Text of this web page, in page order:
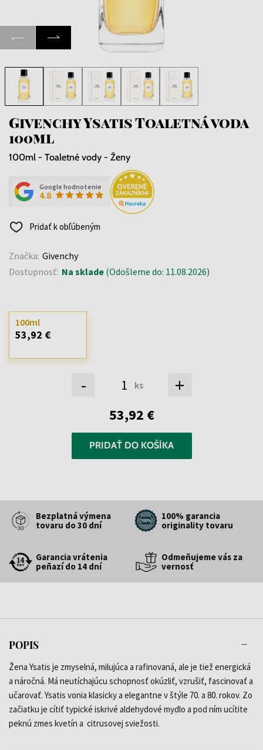
Givenchy Ysatis Toaletná voda
100ml
100ml - Toaletné vody - Ženy
Google hodnotenie
4.8
Pridať k obľúbeným
Značka: Givenchy
Dostupnosť: Na sklade (Odošleme do: 11.08.2026)
- ks +
100ml
53,92 €
53,92 €
PRIDAŤ DO KOŠÍKA
Bezplatná výmena
tovaru do 30 dní
100% garancia
originality tovaru
Garancia vrátenia
peňazí do 14 dní
Odmeňujeme vás za
vernosť
POPIS
Žena Ysatis je zmyselná, milujúca a rafinovaná, ale je tiež energická
a náročná. Má neutíchajúcu schopnosť okúzliť, vzrušiť, fascinovať a
učarovať. Ysatis vonia klasicky a elegantne v štýle 70. a 80. rokov. Zo
začiatku je cítiť typické iskrivé aldehydové mydlo a pod ním ucítite
peknú zmes kvetín a citrusovej sviežosti.